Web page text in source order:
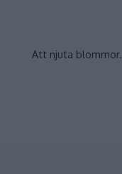
Att njuta blommor.